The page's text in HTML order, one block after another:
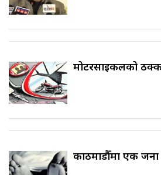
मोटरसाइकलको
काठमाडौँमा एक